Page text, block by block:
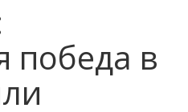
победа в